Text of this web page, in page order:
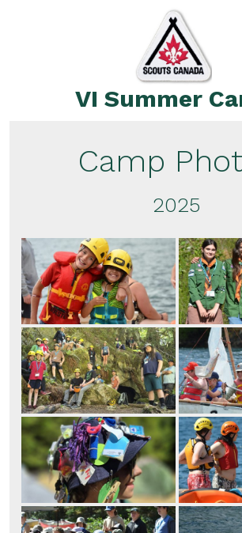
VI Summer
Camp
2025